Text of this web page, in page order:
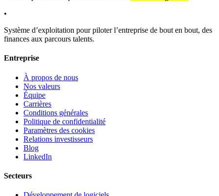
•
Système d’exploitation pour piloter l’entreprise de bout en bout, des
finances aux parcours talents.
Entreprise
À propos de nous
Nos valeurs
Équipe
Carrières
Conditions générales
Politique de confidentialité
Paramètres des cookies
Relations investisseurs
Blog
LinkedIn
Secteurs